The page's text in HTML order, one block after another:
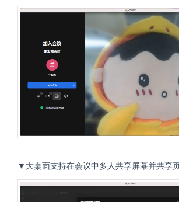
▼大桌面支持在会议中多人共享屏幕并共享页